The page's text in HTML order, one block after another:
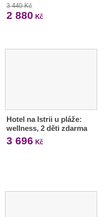
3 440 Kč
2 880 Kč
Hotel na Istrii u pláže:
wellness, 2 děti zdarma
3 696 Kč